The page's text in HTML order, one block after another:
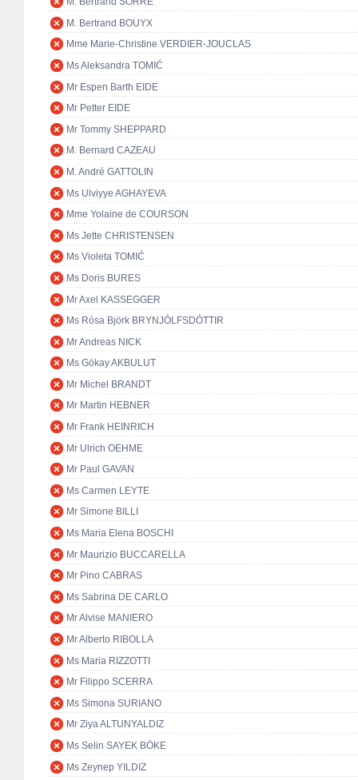
M. Bertrand BOUYX
Mme Marie-Christine VERDIER-JOUCLAS
Ms Aleksandra TOMIĆ
Mr Espen Barth EIDE
Mr Petter EIDE
Mr Tommy SHEPPARD
M. Bernard CAZEAU
M. André GATTOLIN
Ms Ulviyye AGHAYEVA
Mme Yolaine de COURSON
Ms Jette CHRISTENSEN
Ms Violeta TOMIĆ
Ms Doris BURES
Mr Axel KASSEGGER
Ms Rósa Björk BRYNJÓLFSDÓTTIR
Mr Andreas NICK
Ms Gökay AKBULUT
Mr Michel BRANDT
Mr Martin HEBNER
Mr Frank HEINRICH
Mr Ulrich OEHME
Mr Paul GAVAN
Ms Carmen LEYTE
Mr Simone BILLI
Ms Maria Elena BOSCHI
Mr Maurizio BUCCARELLA
Mr Pino CABRAS
Ms Sabrina DE CARLO
Mr Alvise MANIERO
Mr Alberto RIBOLLA
Ms Maria RIZZOTTI
Mr Filippo SCERRA
Ms Simona SURIANO
Mr Ziya ALTUNYALDIZ
Ms Selin SAYEK BÖKE
Ms Zeynep YILDIZ